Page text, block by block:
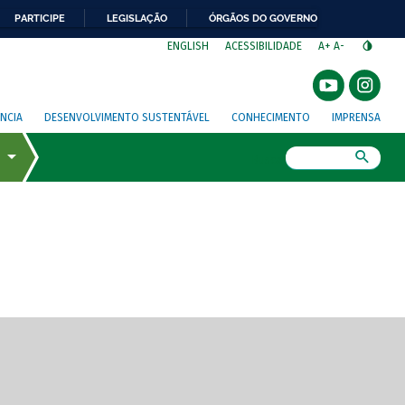
PARTICIPE LEGISLAÇÃO ÓRGÃOS DO GOVERNO
ENGLISH ACESSIBILIDADE A+ A-
DESENVOLVIMENTO SUSTENTÁVEL CONHECIMENTO IMPRENSA
de tela